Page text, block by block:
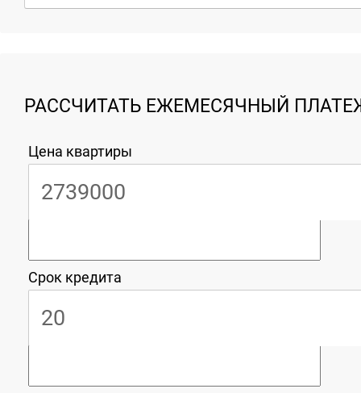
РАССЧИТАТЬ ЕЖЕМЕСЯЧНЫЙ
Цена квартиры
Срок кредита